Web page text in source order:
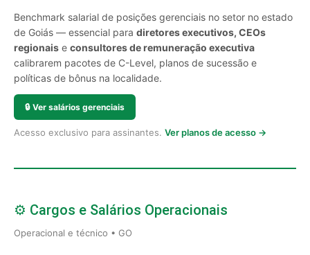
Benchmark salarial de posições gerenciais no setor no estado
de Goiás — essencial para diretores executivos, CEOs
regionais e consultores de remuneração executiva
calibrarem pacotes de C-Level, planos de sucessão e
políticas de bônus na localidade.
🔒 Ver salários gerenciais
Acesso exclusivo para assinantes. Ver planos de acesso →
⚙️ Cargos e Salários Operacionais
Operacional e técnico • GO